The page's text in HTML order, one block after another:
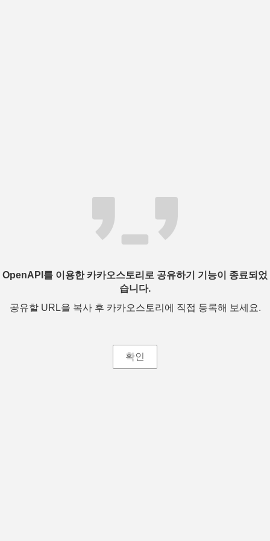
OpenAPI를 이용한 카카오스토리로 공유하기 기능이 종료되었
습니다.
공유할 URL을 복사 후 카카오스토리에 직접 등록해 보세요.
확인